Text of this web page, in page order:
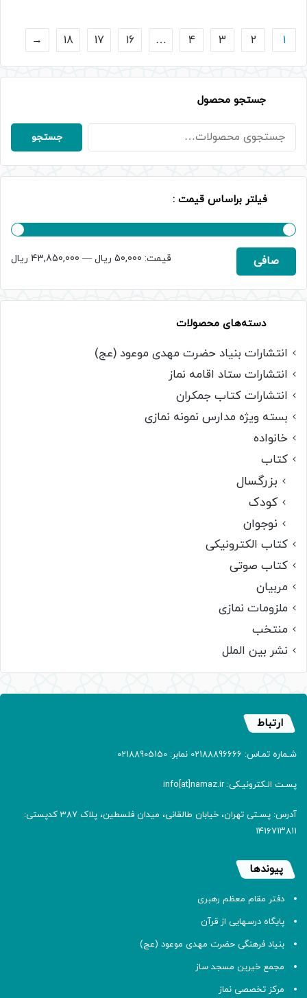
1
2
3
4
…
16
17
18
←
جستجو محصول
جستجو
برای:
جستجو
فیلتر براساس قیمت :
حداقل
حداكثرصافی قيمت: 50,000 ریال — 43,850,000 ریال
دسته‌های محصولات
انتشارات بنیاد حضرت مهدی موعود (عج)
انتشارات ستاد اقامه نماز
انتشارات کتاب جمکران
بسته ویژه مدارس نمونه نمازی
خانواده
کتاب
بزرگسال
کودک
نوجوان
کتاب الکترونیکی
کتاب صوتی
مربیان
ملزومات نمازی
منتخب
نشر بین الملل
ارتباط
شـماره تمـاس: 02188896666 نمابر: 02188905150
پسـت الـکترونیـکی: info[at]namaz.ir
آدرس: پسـتی تهران، خیابان طالقانی، میدان فلسطین، پلاک 387 کدپستی:
۱۴۱۶۷۱۳۸۱۱
پیوندها
دفتر مقام معظم رهبری
پایگاه درسهایی از قرآن
بنیاد فرهنگی حضرت مهدی موعود (عج)
مجمع خیرین مسجد ساز
مرکز تخصصی نماز